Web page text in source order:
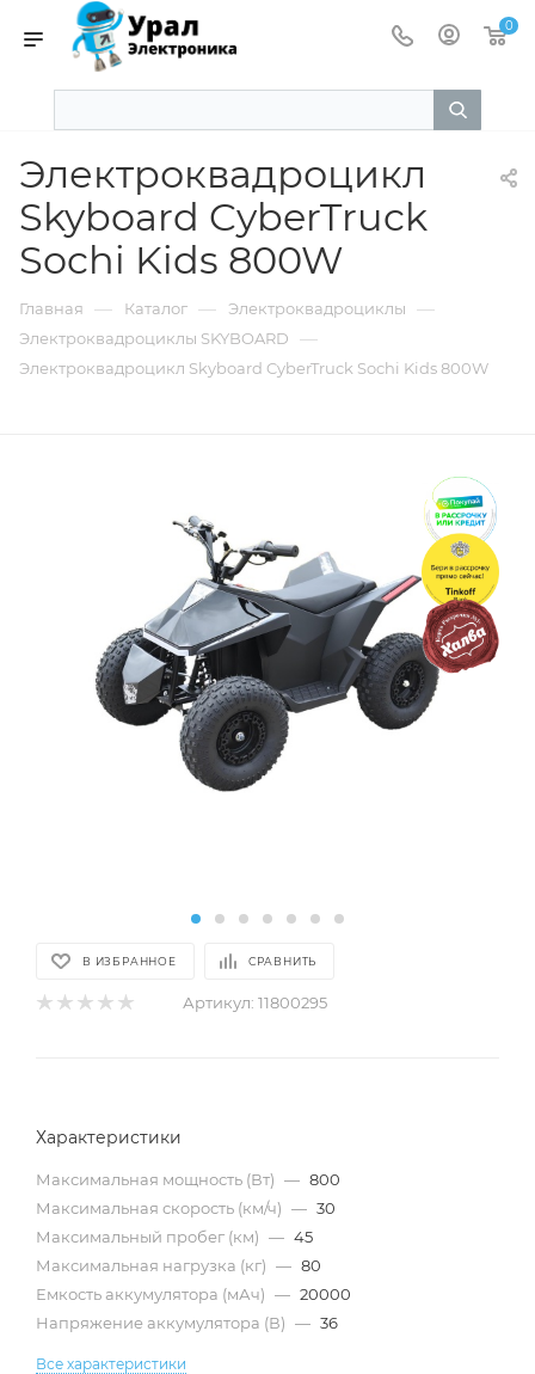
0
Электроквадроцикл
Skyboard CyberTruck
Sochi Kids 800W
Главная — Каталог — Электроквадроциклы —
Электроквадроциклы SKYBOARD —
Электроквадроцикл Skyboard CyberTruck Sochi Kids 800W
В ИЗБРАННОЕ СРАВНИТЬ
Артикул: 11800295
Характеристики
Максимальная мощность (Вт) — 800
Максимальная скорость (км/ч) — 30
Максимальный пробег (км) — 45
Максимальная нагрузка (кг) — 80
Емкость аккумулятора (мАч) — 20000
Напряжение аккумулятора (В) — 36
Все характеристики